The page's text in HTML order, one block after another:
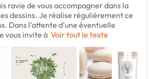
ravie de vous accompagner dans la
dessins. Je réalise régulièrement ce
Dans l'attente d'une éventuelle
vous invite à Voir tout le texte